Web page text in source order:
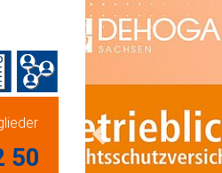
50 Previous